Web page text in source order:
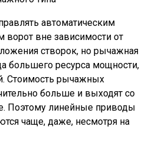
автоматическим
вне зависимости от
створок, но рычажная
большего ресурса мощности,
Стоимость рычажных
больше и выходят со
Поэтому линейные приводы
чаще, даже, несмотря на